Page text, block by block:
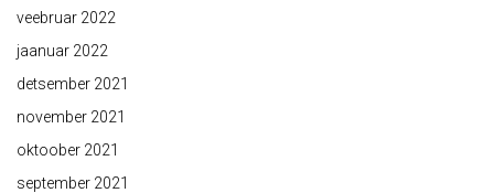
veebruar 2022
jaanuar 2022
detsember 2021
november 2021
oktoober 2021
september 2021